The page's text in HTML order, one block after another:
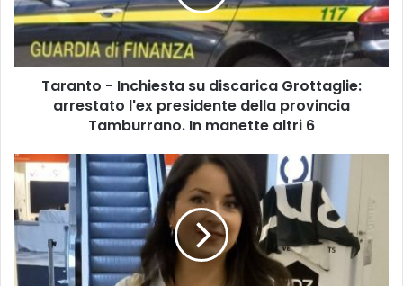
Grottaglie:
arrestato
l'ex
presidente
provincia
manette
altri
Taranto - Inchiesta su discarica Grottaglie:
arrestato l'ex presidente della provincia
Tamburrano. In manette altri 6
Premio
di
Laurea
“LORENZO
ARGENTI”
per
la